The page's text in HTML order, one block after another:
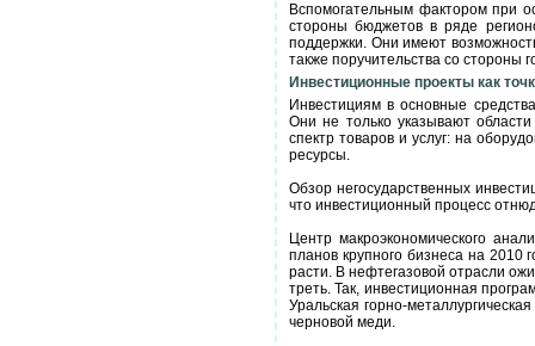
Вспомогательным фактором при
стороны бюджетов в ряде
поддержки. Они имеют
также поручительства со стороны
Инвестиционные проекты как
Инвестициям в основные
Они не только указывают
спектр товаров и услуг: на
ресурсы.
Обзор негосударственных
что инвестиционный процесс
Центр макроэкономического
планов крупного бизнеса на
расти. В нефтегазовой отрасли
треть. Так, инвестиционная
Уральская горно-
черновой меди.